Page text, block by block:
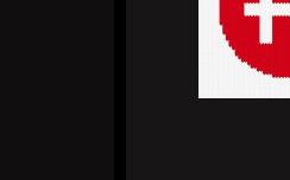
А давай я тут
комментах, кукуня, с
на мое гавно и мы
Wirtuozik